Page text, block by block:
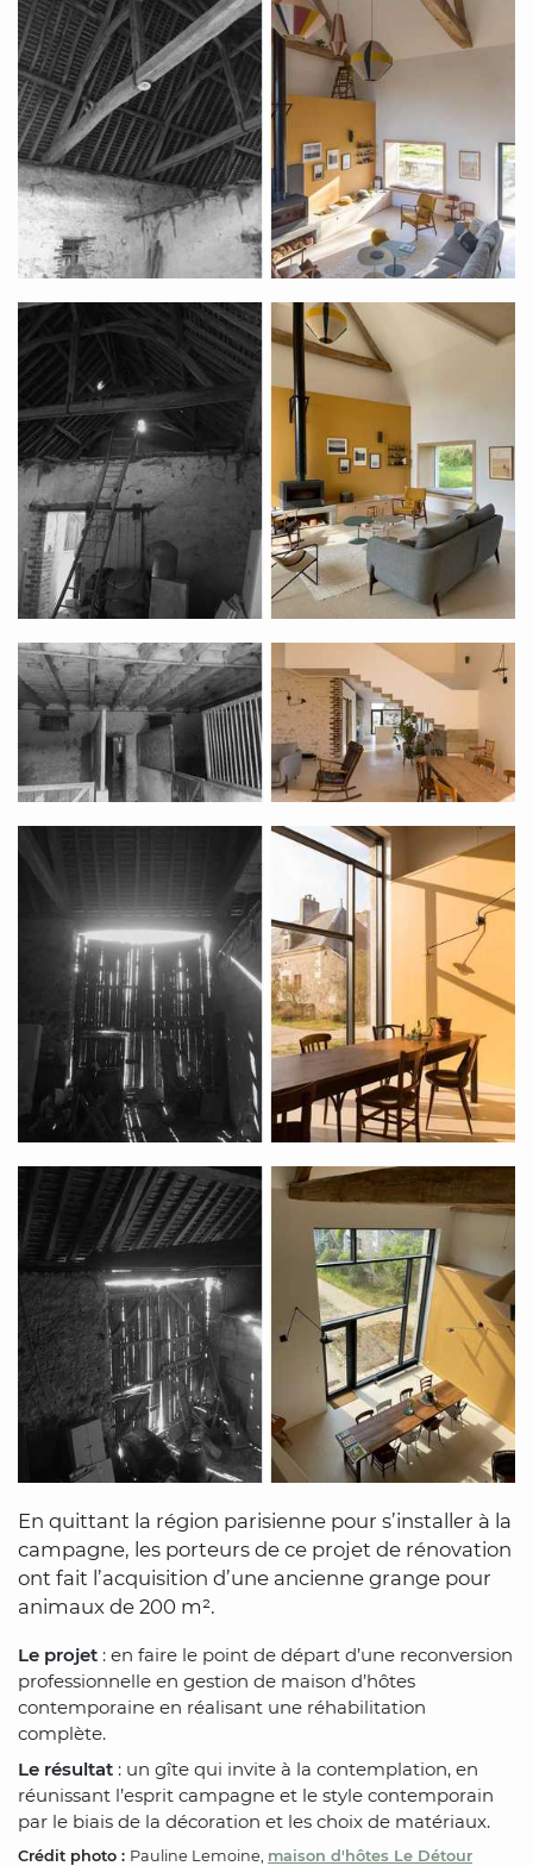
En quittant la région parisienne pour s’installer à la
campagne, les porteurs de ce projet de rénovation
ont fait l’acquisition d’une ancienne grange pour
animaux de 200 m².
Le projet : en faire le point de départ d’une reconversion
professionnelle en gestion de maison d’hôtes
contemporaine en réalisant une réhabilitation
complète.
Le résultat : un gîte qui invite à la contemplation, en
réunissant l’esprit campagne et le style contemporain
par le biais de la décoration et les choix de matériaux.
Crédit photo : Pauline Lemoine, maison d'hôtes Le Détour